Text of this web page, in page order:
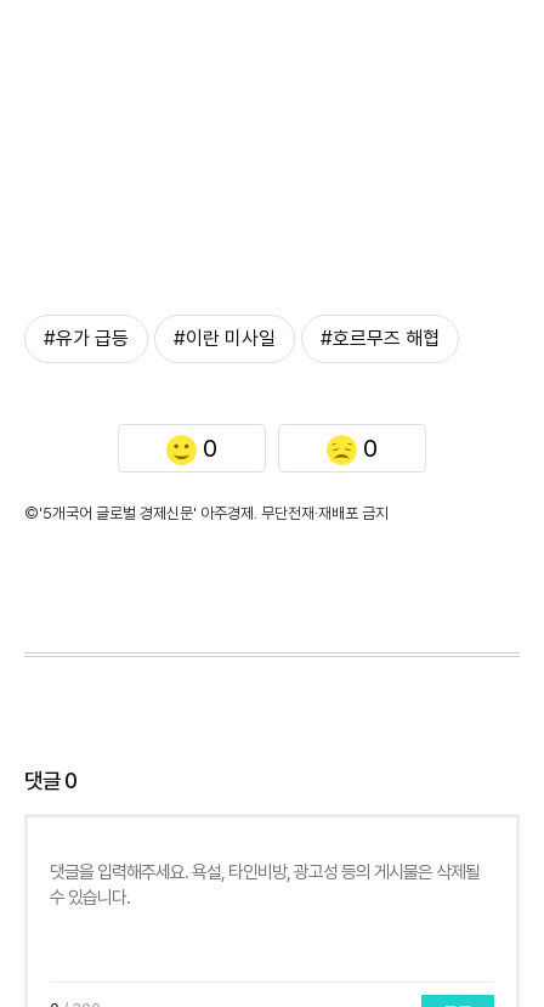
#유가 급등 #이란 미사일 #호르무즈 해협
0 0
©'5개국어 글로벌 경제신문' 아주경제. 무단전재·재배포 금지
댓글0